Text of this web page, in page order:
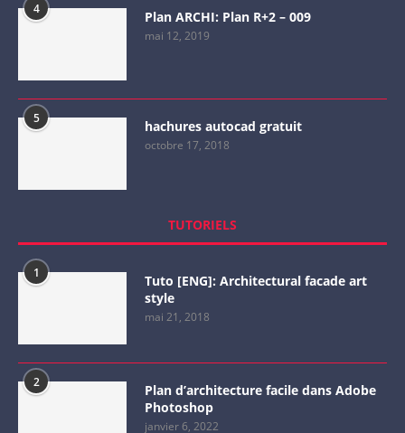
4 Plan ARCHI: Plan R+2 – 009
mai 12, 2019
5 hachures autocad gratuit
octobre 17, 2018
TUTORIELS
1
Tuto [ENG]: Architectural facade art
style
mai 21, 2018
2
Plan d’architecture facile dans Adobe
Photoshop
janvier 6, 2022